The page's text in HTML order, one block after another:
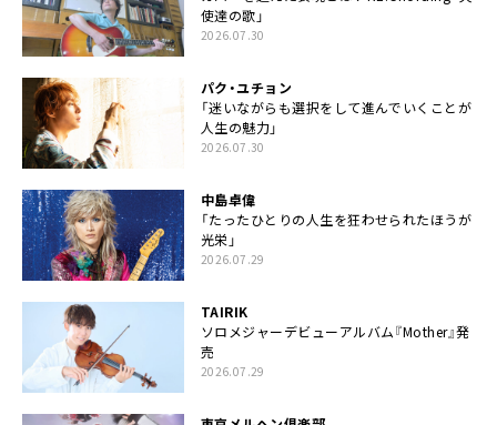
使達の歌」
2026.07.30
パク・ユチョン
「迷いながらも選択をして進んでいくことが
人生の魅力」
2026.07.30
中島卓偉
「たったひとりの人生を狂わせられたほうが
光栄」
2026.07.29
TAIRIK
ソロメジャーデビューアルバム『Mother』発
売
2026.07.29